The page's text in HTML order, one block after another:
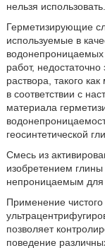
нельзя использовать.
Герметизирующие
используемые в
работ,
раствора, такого
в соответствии с
материала
геосинтетической
Смесь из
изобретением глины
непроницаемым для
Применение
позволяет
поведение